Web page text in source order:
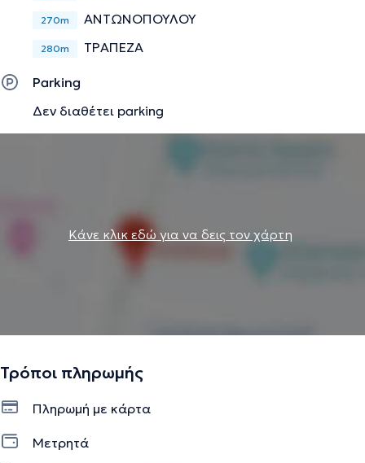
270m ΑΝΤΩΝΟΠΟΥΛΟΥ
280m ΤΡΑΠΕΖΑ
Parking
Δεν διαθέτει parking
Κάνε κλικ εδώ για να δεις τον χάρτη
Τρόποι πληρωμής
Πληρωμή με κάρτα
Μετρητά